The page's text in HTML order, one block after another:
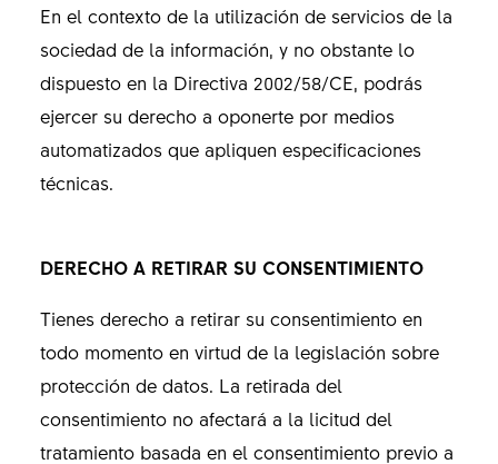
En el contexto de la utilización de servicios de la
sociedad de la información, y no obstante lo
dispuesto en la Directiva 2002/58/CE, podrás
ejercer su derecho a oponerte por medios
automatizados que apliquen especificaciones
técnicas.
DERECHO A RETIRAR SU CONSENTIMIENTO
Tienes derecho a retirar su consentimiento en
todo momento en virtud de la legislación sobre
protección de datos. La retirada del
consentimiento no afectará a la licitud del
tratamiento basada en el consentimiento previo a